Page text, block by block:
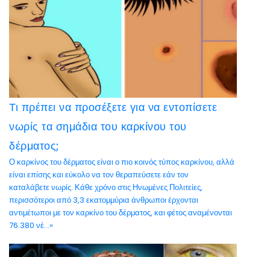
Τι πρέπει να προσέξετε για να εντοπίσετε
νωρίς τα σημάδια του καρκίνου του
δέρματος;
Ο καρκίνος του δέρματος είναι ο πιο κοινός τύπος καρκίνου, αλλά
είναι επίσης και εύκολο να τον θεραπεύσετε εάν τον
καταλάβετε νωρίς. Κάθε χρόνο στις Ηνωμένες Πολιτείες,
περισσότεροι από 3,3 εκατομμύρια άνθρωποι έρχονται
αντιμέτωποι με τον καρκίνο του δέρματος, και φέτος αναμένονται
76.380 νέ...»